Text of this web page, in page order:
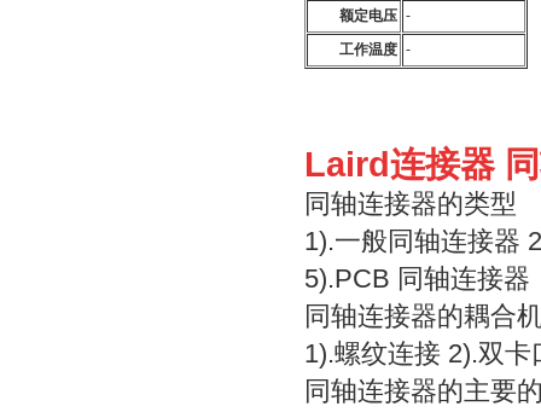
额定电压 -
工作温度 -
Laird连接器
同轴连接器的类型
1).一般同轴连接器
5).PCB 同轴连接器
同轴连接器的耦合
1).螺纹连接 2).双
同轴连接器的主要